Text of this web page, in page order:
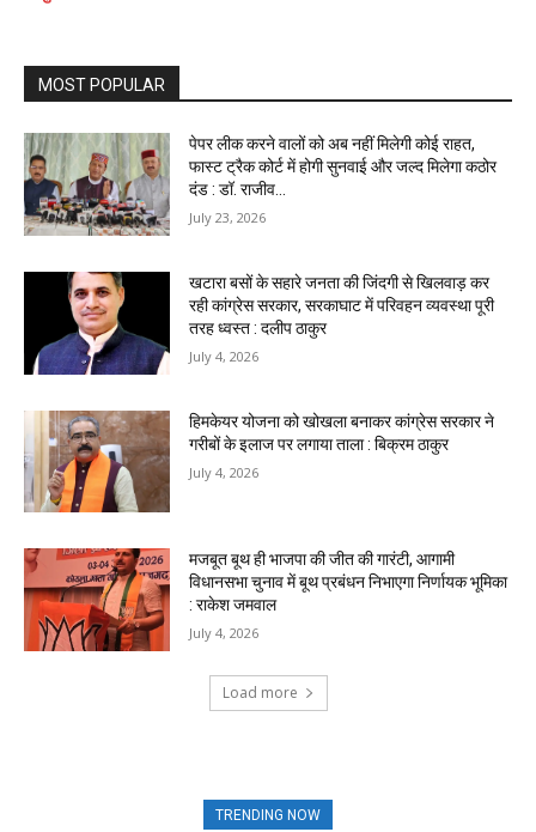
MOST POPULAR
पेपर लीक करने वालों को अब नहीं मिलेगी कोई राहत,
फास्ट ट्रैक कोर्ट में होगी सुनवाई और जल्द मिलेगा कठोर
दंड : डॉ. राजीव...
July 23, 2026
खटारा बसों के सहारे जनता की जिंदगी से खिलवाड़ कर
रही कांग्रेस सरकार, सरकाघाट में परिवहन व्यवस्था पूरी
तरह ध्वस्त : दलीप ठाकुर
July 4, 2026
हिमकेयर योजना को खोखला बनाकर कांग्रेस सरकार ने
गरीबों के इलाज पर लगाया ताला : बिक्रम ठाकुर
July 4, 2026
मजबूत बूथ ही भाजपा की जीत की गारंटी, आगामी
विधानसभा चुनाव में बूथ प्रबंधन निभाएगा निर्णायक भूमिका
: राकेश जमवाल
July 4, 2026
Load more